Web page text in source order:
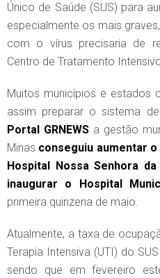
Único de Saúde (SUS) para
especialmente os mais
com o vírus precisaria de
Centro de Tratamento
Muitos municípios e estados
assim preparar o sistema
Portal GRNEWSa gestão
Minas conseguiu aumentar
Hospital Nossa Senhora
inaugurar o Hospital
primeira quinzena de maio.
Atualmente, a taxa de
Terapia Intensiva (UTI) do
sendo que em fevereiro